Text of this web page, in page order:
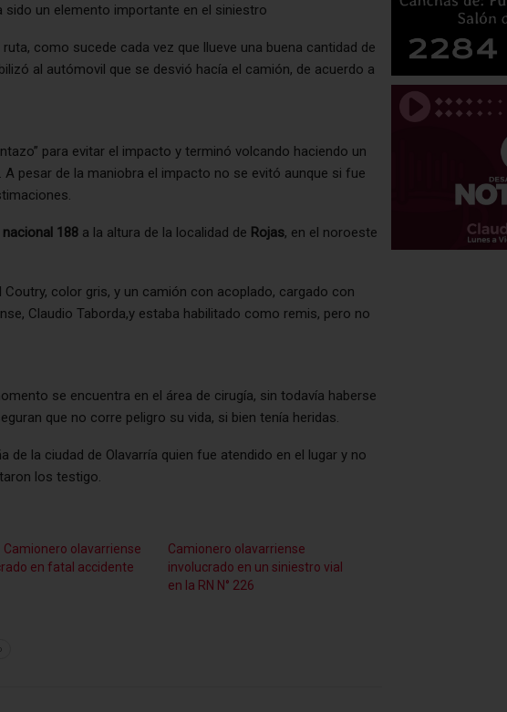
sido un elemento importante en el siniestro
como sucede cada vez que llueve una buena cantidad de
al autómovil que se desvió hacía el camión, de acuerdo a
para evitar el impacto y terminó volcando haciendo un
pesar de la maniobra el impacto no se evitó aunque si fue
188 a la altura de la localidad de Rojas, en el noroeste
color gris, y un camión con acoplado, cargado con
Claudio Taborda,y estaba habilitado como remis, pero no
se encuentra en el área de cirugía, sin todavía haberse
que no corre peligro su vida, si bien tenía heridas.
de la ciudad de Olavarría quien fue atendido en el lugar y no
los testigo.
Camionero olavarriense
en fatal accidente
Camionero olavarriense
involucrado en un siniestro vial
en la RN N° 226